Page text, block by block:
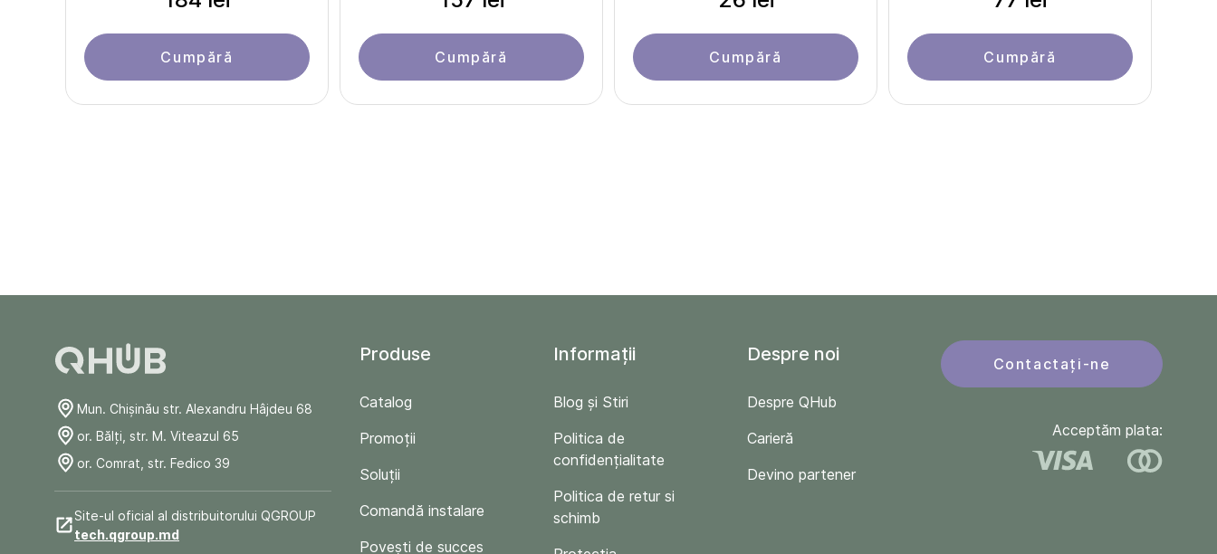
Cumpără Cumpără Cumpără Cumpără
Mun. Chişinău str. Alexandru Hâjdeu 68
or. Bălți, str. M. Viteazul 65
or. Comrat, str. Fedico 39
Site-ul oficial al distribuitorului QGROUP
tech.qgroup.md
Produse
Catalog
Promoții
Soluții
Comandă instalare
Povești de succes
Informații
Blog și Stiri
Politica de
confidențialitate
Politica de retur si
schimb
Despre noi
Despre QHub
Carieră
Devino partener
Contactați-ne
Acceptăm plata: